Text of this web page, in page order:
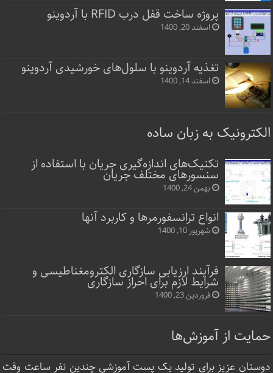
پروژه ساخت قفل‌ درب RFID با آردوینو
اسفند 20, 1400
تغذیه آردوینو با سلول‌های خورشیدی آردوینو
اسفند 14, 1400
الکترونیک به زبان ساده
تکنیک‌های اندازه‌گیری جریان با استفاده از
سنسورهای مختلف جریان
بهمن 24, 1400
انواع ترانسفورمرها و کاربرد آنها
شهریور 10, 1400
فرآیند ارزیابی سازگاری الکترومغناطیسی و
شرایط لازم برای احراز سازگاری
فروردین 23, 1400
حمایت از آموزش‌ها
دوستان عزیز برای تولید یک پست آموزشی چندین نفر ساعت‌ وقت